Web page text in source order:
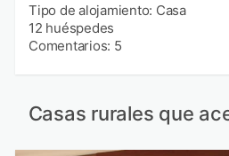
Tipo de alojamiento: Casa
12 huéspedes
Comentarios: 5
Casas rurales que